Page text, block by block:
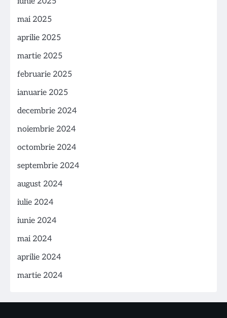
mai 2025
aprilie 2025
martie 2025
februarie 2025
ianuarie 2025
decembrie 2024
noiembrie 2024
octombrie 2024
septembrie 2024
august 2024
iulie 2024
iunie 2024
mai 2024
aprilie 2024
martie 2024